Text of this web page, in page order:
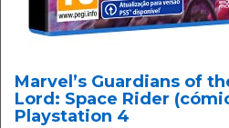
Marvel’s Guardians of
Lord: Space Rider
Playstation 4